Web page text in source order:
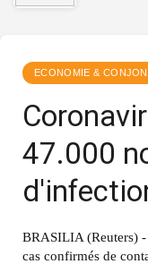
ECONOMIE &
47.000
BRASILIA (Reuters)
cas confirmés de